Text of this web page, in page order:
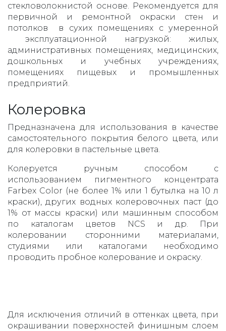
стекловолокнистой основе. Рекомендуется для
первичной и ремонтной окраски стен и
потолков в сухих помещениях с умеренной
эксплуатационной нагрузкой: жилых,
административных помещениях, медицинских,
дошкольных и учебных учреждениях,
помещениях пищевых и промышленных
предприятий.
Колеровка
Предназначена для использования в качестве
самостоятельного покрытия белого цвета, или
для колеровки в пастельные цвета.
Колеруется ручным способом с
использованием пигментного концентрата
Farbex Color (не более 1% или 1 бутылка на 10 л
краски), других водных колеровочных паст (до
1% от массы краски) или машинным способом
по каталогам цветов NCS и др. При
колеровании сторонними материалами,
студиями или каталогами необходимо
проводить пробное колерование и окраску.
Для исключения отличий в оттенках цвета, при
окрашивании поверхностей финишным слоем